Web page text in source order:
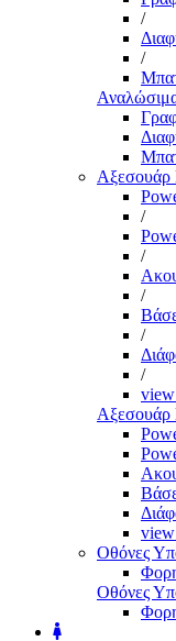
/
/
Αξεσουάρ
/
/
/
/
/
Αξεσουάρ
Οθόνες
Οθόνες